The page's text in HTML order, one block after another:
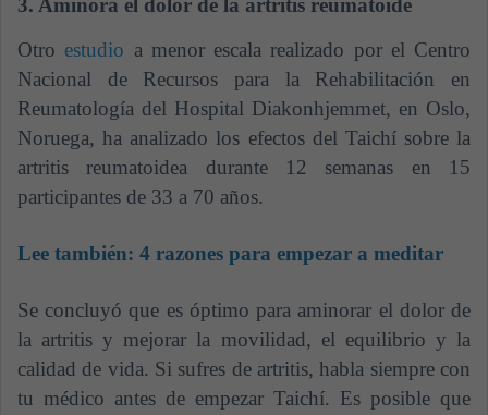
3. Aminora el dolor de la artritis reumatoide
Otro estudio a menor escala realizado por el Centro
Nacional de Recursos para la Rehabilitación en
Reumatología del Hospital Diakonhjemmet, en Oslo,
Noruega, ha analizado los efectos del Taichí sobre la
artritis reumatoidea durante 12 semanas en 15
participantes de 33 a 70 años.
Lee también: 4 razones para empezar a meditar
Se concluyó que es óptimo para aminorar el dolor de
la artritis y mejorar la movilidad, el equilibrio y la
calidad de vida. Si sufres de artritis, habla siempre con
tu médico antes de empezar Taichí. Es posible que